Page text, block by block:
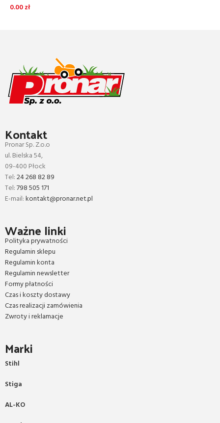
akumulatora i ładowarki
0.00zł
Kontakt
Pronar Sp. Z.o.o
ul. Bielska 54,
09-400 Płock
Tel:24 268 82 89
Tel:798 505 171
E-mail:kontakt@pronar.net.pl
Ważne linki
Polityka prywatności
Regulamin sklepu
Regulamin konta
Regulamin newsletter
Formy płatności
Czas i koszty dostawy
Czas realizacji zamówienia
Zwroty i reklamacje
Marki
Stihl
Stiga
AL-KO